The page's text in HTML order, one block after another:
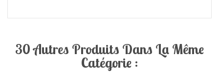
30 Autres Produits Dans La Même
Catégorie :